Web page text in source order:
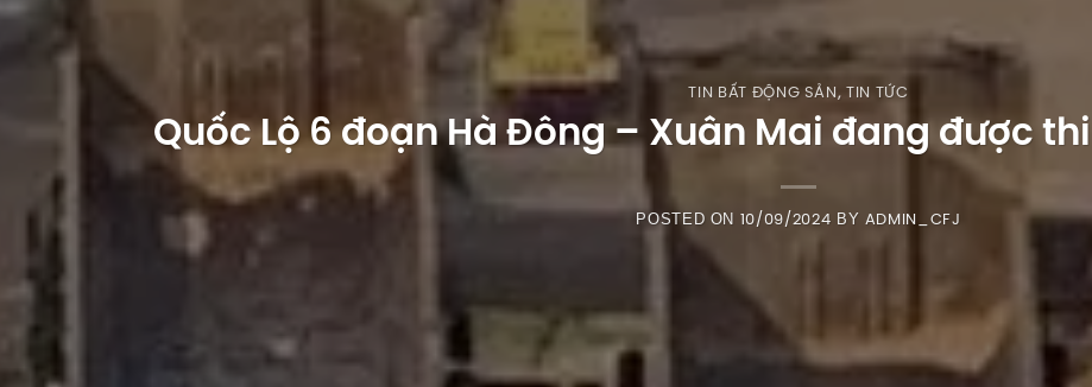
TIN BẤT ĐỘNG SẢN ,TIN TỨC
Quốc Lộ 6 đoạn Hà Đông – Xuân Mai đang được
POSTED ON 10/09/2024 BY ADMIN_CFJ